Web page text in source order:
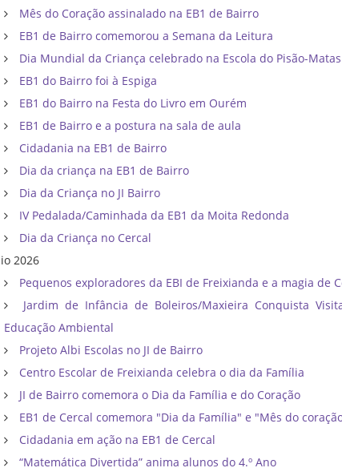
Mês do Coração assinalado na EB1 de Bairro
EB1 de Bairro comemorou a Semana da Leitura
Dia Mundial da Criança celebrado na Escola do Pisão-Matas
EB1 do Bairro foi à Espiga
EB1 do Bairro na Festa do Livro em Ourém
EB1 de Bairro e a postura na sala de aula
Cidadania na EB1 de Bairro
Dia da criança na EB1 de Bairro
Dia da Criança no JI Bairro
IV Pedalada/Caminhada da EB1 da Moita Redonda
Dia da Criança no Cercal
2026
Pequenos exploradores da EBI de Freixianda e a magia de
Jardim de Infância de Boleiros/Maxieira Conquista
Educação Ambiental
Projeto Albi Escolas no JI de Bairro
Centro Escolar de Freixianda celebra o dia da Família
JI de Bairro comemora o Dia da Família e do Coração
EB1 de Cercal comemora "Dia da Família" e "Mês do
Cidadania em ação na EB1 de Cercal
“Matemática Divertida” anima alunos do 4.º Ano